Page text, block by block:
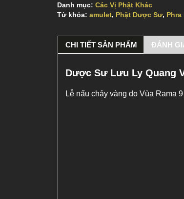
Danh mục: Các Vị Phật Khác
Từ khóa: amulet, Phật Dược Sư, Phra
CHI TIẾT SẢN PHẨM ĐÁNH
Dược Sư Lưu Ly Quang
Lễ nấu chảy vàng do Vùa Rama